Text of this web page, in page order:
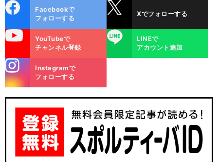
ok
Facebookで
フォローする
Xでフォローする
YouTubeで
チャンネル登録
LINE
LINEで
アカウント追加
m
Instagramで
フォローする